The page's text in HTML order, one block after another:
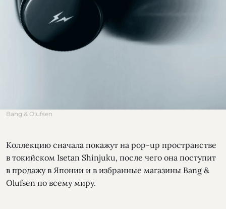
Bang & Olufsen
Коллекцию сначала покажут на pop-up пространстве
в токийском Isetan Shinjuku, после чего она поступит
в продажу в Японии и в избранные магазины Bang &
Olufsen по всему миру.